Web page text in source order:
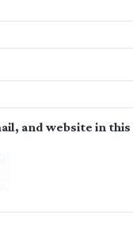
and website in